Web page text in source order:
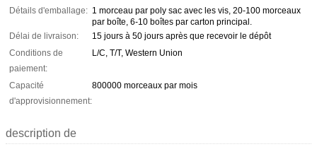
Détails d'emballage: 1 morceau par poly sac avec les vis, 20-100 morceaux
par boîte, 6-10 boîtes par carton principal.
Délai de livraison:
15 jours à 50 jours après que recevoir le dépôt
Conditions de
paiement:
L/C, T/T, Western Union
Capacité
d'approvisionnement:
800000 morceaux par mois
description de